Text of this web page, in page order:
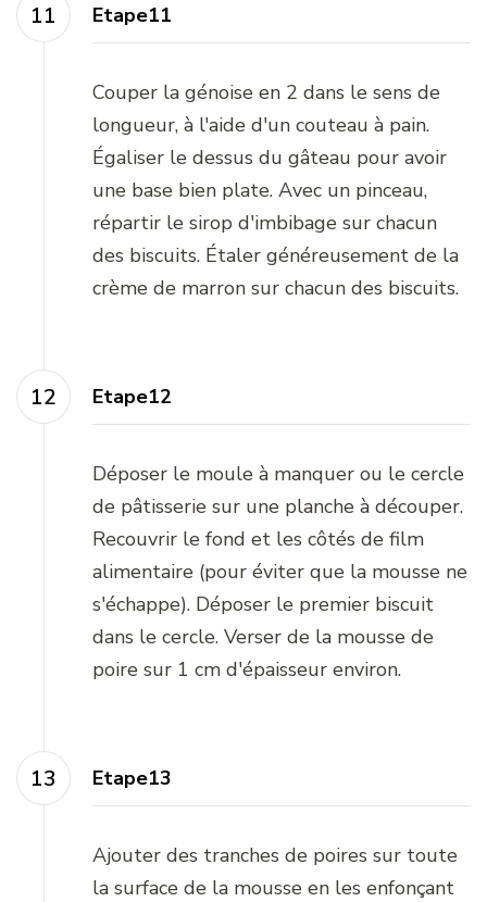
Etape11
Couper la génoise en 2 dans le sens de
longueur, à l'aide d'un couteau à pain.
Égaliser le dessus du gâteau pour avoir
une base bien plate. Avec un pinceau,
répartir le sirop d'imbibage sur chacun
des biscuits. Étaler généreusement de la
crème de marron sur chacun des biscuits.
Etape12
Déposer le moule à manquer ou le cercle
de pâtisserie sur une planche à découper.
Recouvrir le fond et les côtés de film
alimentaire (pour éviter que la mousse ne
s'échappe). Déposer le premier biscuit
dans le cercle. Verser de la mousse de
poire sur 1 cm d'épaisseur environ.
Etape13
Ajouter des tranches de poires sur toute
la surface de la mousse en les enfonçant